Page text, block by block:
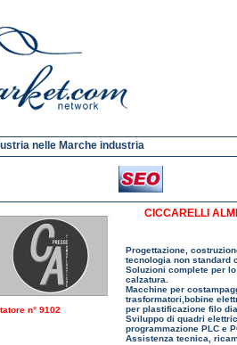
nelle Marche industria
n° 9102
CICCARELLI
Progettazione,
tecnologia non standard
Soluzioni complete per
calzatura.
Macchine per
trasformatori bobine
per plastificazione filo
Sviluppo di quadri
programmazione PLC e
Assistenza tecnica,